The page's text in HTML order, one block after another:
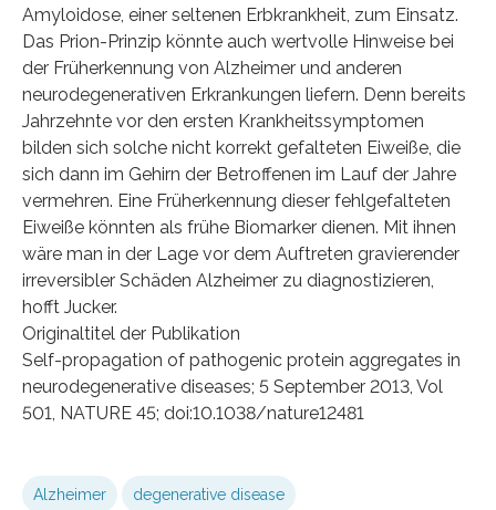
Amyloidose, einer seltenen Erbkrankheit, zum Einsatz.
Das Prion-Prinzip könnte auch wertvolle Hinweise bei
der Früherkennung von Alzheimer und anderen
neurodegenerativen Erkrankungen liefern. Denn bereits
Jahrzehnte vor den ersten Krankheitssymptomen
bilden sich solche nicht korrekt gefalteten Eiweiße, die
sich dann im Gehirn der Betroffenen im Lauf der Jahre
vermehren. Eine Früherkennung dieser fehlgefalteten
Eiweiße könnten als frühe Biomarker dienen. Mit ihnen
wäre man in der Lage vor dem Auftreten gravierender
irreversibler Schäden Alzheimer zu diagnostizieren,
hofft Jucker.
Originaltitel der Publikation
Self-propagation of pathogenic protein aggregates in
neurodegenerative diseases; 5 September 2013, Vol
501, NATURE 45; doi:10.1038/nature12481
Alzheimer degenerative disease